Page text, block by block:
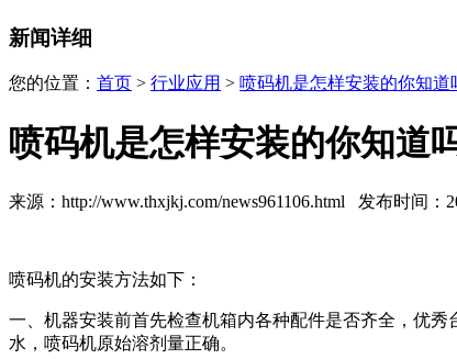
新闻详细
您的位置： 首页 > 行业应用 > 喷码机是怎样安装的你知道
喷码机是怎样安装的你知道
来源：http://www.thxjkj.com/news961106.html 发布时间：
喷码机的安装方法如下：
一、机器安装前首先检查机箱内各种配件是否齐全，优
水，喷码机原始溶剂量正确。